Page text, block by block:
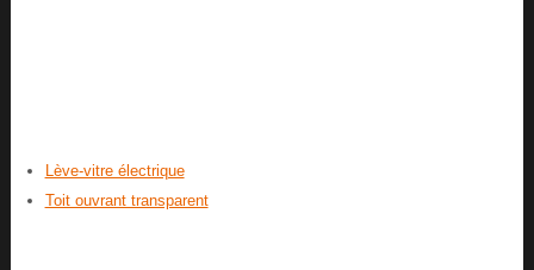
Lève-vitre électrique
Toit ouvrant transparent